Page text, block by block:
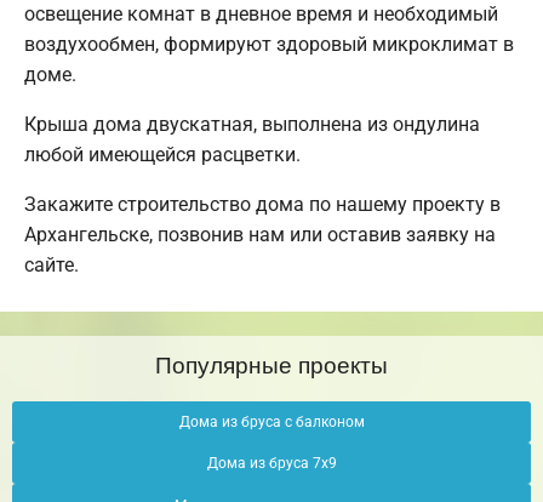
освещение комнат в дневное время и необходимый
воздухообмен, формируют здоровый микроклимат в
доме.
Крыша дома двускатная, выполнена из ондулина
любой имеющейся расцветки.
Закажите строительство дома по нашему проекту в
Архангельске, позвонив нам или оставив заявку на
сайте.
Популярные проекты
Дома из бруса с балконом
Дома из бруса 7х9